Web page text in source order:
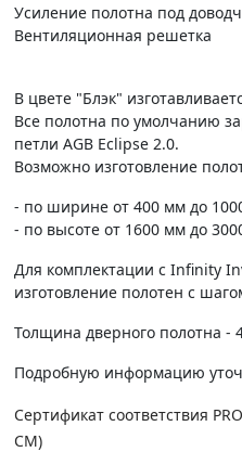
Усиление полотна под
Вентиляционная решетка
В цвете "Блэк"
Все полотна по умолчанию
петли AGB Eclipse 2.0.
Возможно изготовление
- по ширине от 400 мм до
- по высоте от 1600 мм до
Для комплектации с Infinity
изготовление полотен с
Толщина дверного полотна -
Подробную информацию
Сертификат соответствия
СМ)